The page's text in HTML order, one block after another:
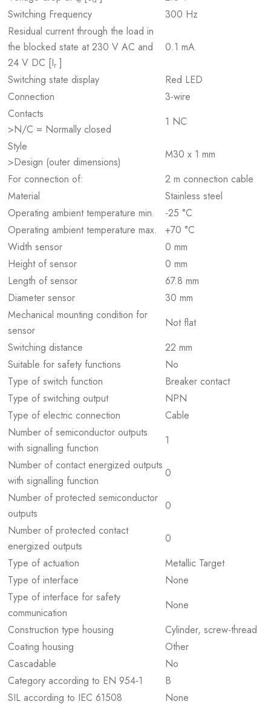
Switching Frequency
300 Hz
Residual current through the load in
the blocked state at 230 V AC and
24 V DC [Ir ]
0.1 mA
Switching state display
Red LED
Connection
3-wire
Contacts
>N/C = Normally closed
1 NC
Style
>Design (outer dimensions)
M30 x 1 mm
For connection of:
2 m connection cable
Material
Stainless steel
Operating ambient temperature min.
-25 °C
Operating ambient temperature max.
+70 °C
Width sensor
0 mm
Height of sensor
0 mm
Length of sensor
67.8 mm
Diameter sensor
30 mm
Mechanical mounting condition for
sensor
Not flat
Switching distance
22 mm
Suitable for safety functions
No
Type of switch function
Breaker contact
Type of switching output
NPN
Type of electric connection
Cable
Number of semiconductor outputs
with signalling function
1
Number of contact energized outputs
with signalling function
0
Number of protected semiconductor
outputs
0
Number of protected contact
energized outputs
0
Type of actuation
Metallic Target
Type of interface
None
Type of interface for safety
communication
None
Construction type housing
Cylinder, screw-thread
Coating housing
Other
Cascadable
No
Category according to EN 954-1
B
SIL according to IEC 61508
None